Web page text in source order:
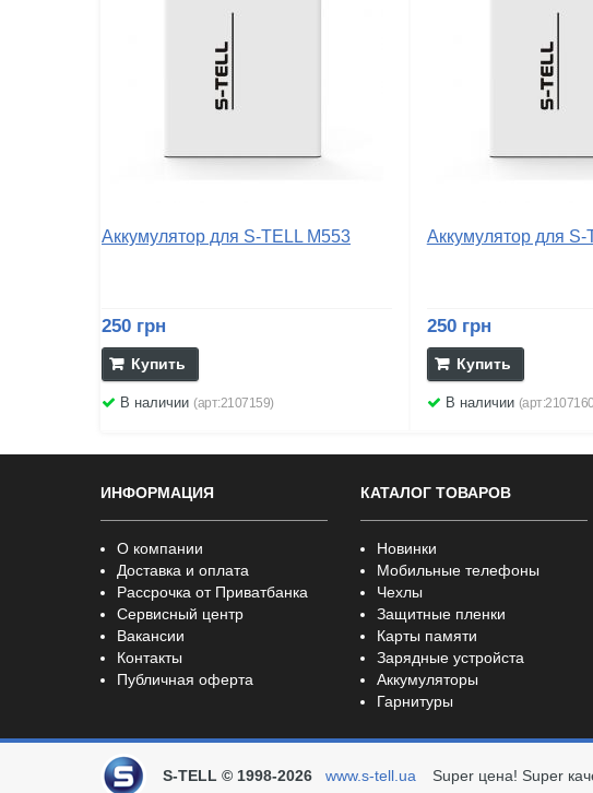
Аккумулятор для S-TELL M553
250 грн
Купить
В наличии (арт:2107159)
Аккумулятор для S-
250 грн
Купить
В наличии
ИНФОРМАЦИЯ
О компании
Доставка и оплата
Рассрочка от Приватбанка
Сервисный центр
Вакансии
Контакты
Публичная оферта
КАТАЛОГ ТОВАРОВ
Новинки
Мобильные телефоны
Чехлы
Защитные пленки
Карты памяти
Зарядные устройста
Аккумуляторы
Гарнитуры
S-TELL © 1998-2026 www.s-tell.ua Super цена! Super